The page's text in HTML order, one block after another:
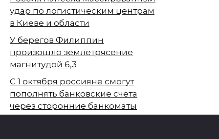
удар по логистическим центрам
в Киеве и области
У берегов Филиппин
произошло землетрясение
магнитудой 6,3
С 1 октября россияне смогут
пополнять банковские счета
через сторонние банкоматы